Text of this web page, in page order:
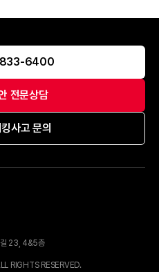
6400
전문상담
사고 문의
길 23, 4&5층
RIGHTS RESERVED.